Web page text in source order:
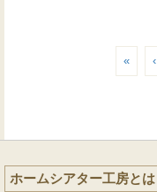
« ‹
ホームシアター工房とは